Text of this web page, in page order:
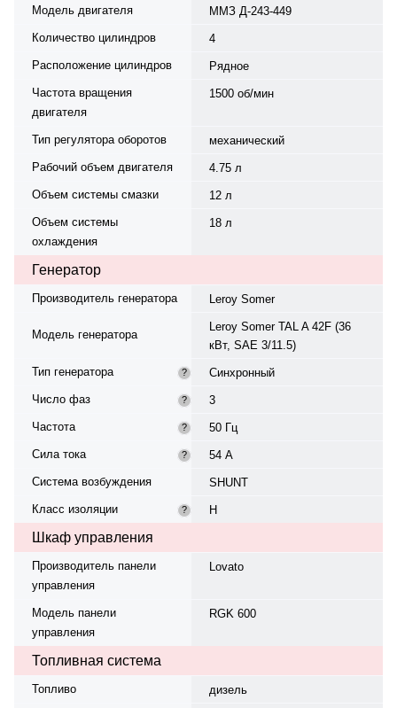
Модель двигателя
ММЗ Д-243-449
Количество цилиндров
4
Расположение цилиндров
Рядное
Частота вращения
двигателя
1500 об/мин
Тип регулятора оборотов
механический
Рабочий объем двигателя
4.75 л
Объем системы смазки
12 л
Объем системы
охлаждения
18 л
Генератор
Производитель генератора Leroy Somer
Модель генератора
Leroy Somer TAL A 42F (36
кВт, SAE 3/11.5)
Тип генератора
?
Синхронный
Число фаз
?
3
Частота
?
50 Гц
Сила тока
?
54 А
Система возбуждения
SHUNT
Класс изоляции
? H
Шкаф управления
Производитель панели
управления
Lovato
Модель панели
управления
RGK 600
Топливная система
Топливо
дизель